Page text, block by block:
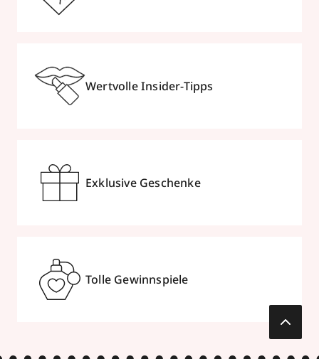
Wertvolle Insider-Tipps
Exklusive Geschenke
Tolle Gewinnspiele